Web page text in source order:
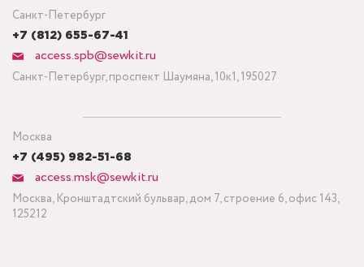
Санкт-Петербург
+7 (812) 655-67-41
access.spb@sewkit.ru
Санкт-Петербург, проспект Шаумяна, 10к1, 195027
Москва
+7 (495) 982-51-68
access.msk@sewkit.ru
Москва, Кронштадтский бульвар, дом 7, строение 6, офис 143,
125212